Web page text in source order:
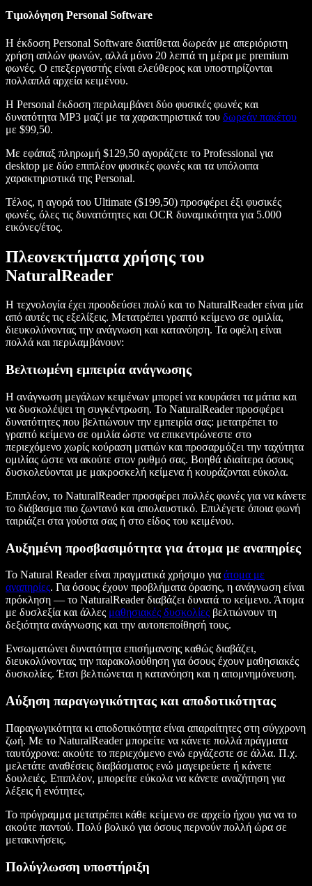
Τιμολόγηση Personal Software
Η έκδοση Personal Software διατίθεται δωρεάν με απεριόριστη
χρήση απλών φωνών, αλλά μόνο 20 λεπτά τη μέρα με premium
φωνές. Ο επεξεργαστής είναι ελεύθερος και υποστηρίζονται
πολλαπλά αρχεία κειμένου.
Η Personal έκδοση περιλαμβάνει δύο φυσικές φωνές και
δυνατότητα MP3 μαζί με τα χαρακτηριστικά του δωρεάν πακέτου
με $99,50.
Με εφάπαξ πληρωμή $129,50 αγοράζετε το Professional για
desktop με δύο επιπλέον φυσικές φωνές και τα υπόλοιπα
χαρακτηριστικά της Personal.
Τέλος, η αγορά του Ultimate ($199,50) προσφέρει έξι φυσικές
φωνές, όλες τις δυνατότητες και OCR δυναμικότητα για 5.000
εικόνες/έτος.
Πλεονεκτήματα χρήσης του
NaturalReader
Η τεχνολογία έχει προοδεύσει πολύ και το NaturalReader είναι μία
από αυτές τις εξελίξεις. Μετατρέπει γραπτό κείμενο σε ομιλία,
διευκολύνοντας την ανάγνωση και κατανόηση. Τα οφέλη είναι
πολλά και περιλαμβάνουν:
Βελτιωμένη εμπειρία ανάγνωσης
Η ανάγνωση μεγάλων κειμένων μπορεί να κουράσει τα μάτια και
να δυσκολέψει τη συγκέντρωση. Το NaturalReader προσφέρει
δυνατότητες που βελτιώνουν την εμπειρία σας: μετατρέπει το
γραπτό κείμενο σε ομιλία ώστε να επικεντρώνεστε στο
περιεχόμενο χωρίς κούραση ματιών και προσαρμόζει την ταχύτητα
ομιλίας ώστε να ακούτε στον ρυθμό σας. Βοηθά ιδιαίτερα όσους
δυσκολεύονται με μακροσκελή κείμενα ή κουράζονται εύκολα.
Επιπλέον, το NaturalReader προσφέρει πολλές φωνές για να κάνετε
το διάβασμα πιο ζωντανό και απολαυστικό. Επιλέγετε όποια φωνή
ταιριάζει στα γούστα σας ή στο είδος του κειμένου.
Αυξημένη προσβασιμότητα για άτομα με αναπηρίες
Το Natural Reader είναι πραγματικά χρήσιμο για άτομα με
αναπηρίες. Για όσους έχουν προβλήματα όρασης, η ανάγνωση είναι
πρόκληση — το NaturalReader διαβάζει δυνατά το κείμενο. Άτομα
με δυσλεξία και άλλες μαθησιακές δυσκολίες βελτιώνουν τη
δεξιότητα ανάγνωσης και την αυτοπεποίθησή τους.
Ενσωματώνει δυνατότητα επισήμανσης καθώς διαβάζει,
διευκολύνοντας την παρακολούθηση για όσους έχουν μαθησιακές
δυσκολίες. Έτσι βελτιώνεται η κατανόηση και η απομνημόνευση.
Αύξηση παραγωγικότητας και αποδοτικότητας
Παραγωγικότητα κι αποδοτικότητα είναι απαραίτητες στη σύγχρονη
ζωή. Με το NaturalReader μπορείτε να κάνετε πολλά πράγματα
ταυτόχρονα: ακούτε το περιεχόμενο ενώ εργάζεστε σε άλλα. Π.χ.
μελετάτε αναθέσεις διαβάσματος ενώ μαγειρεύετε ή κάνετε
δουλειές. Επιπλέον, μπορείτε εύκολα να κάνετε αναζήτηση για
λέξεις ή ενότητες.
Το πρόγραμμα μετατρέπει κάθε κείμενο σε αρχείο ήχου για να το
ακούτε παντού. Πολύ βολικό για όσους περνούν πολλή ώρα σε
μετακινήσεις.
Πολύγλωσση υποστήριξη